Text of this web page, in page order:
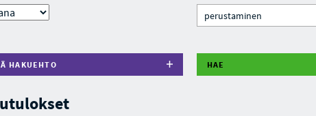
HAKUEHTO HAE